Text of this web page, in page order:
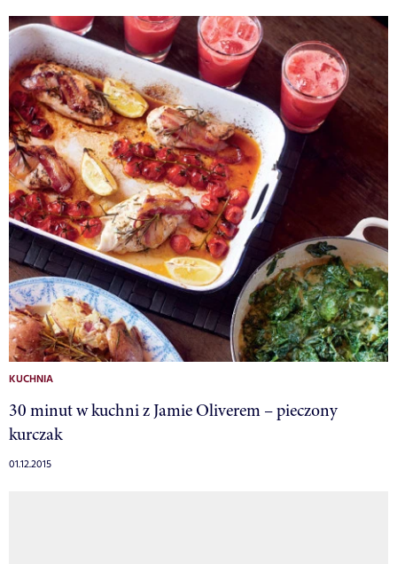
KUCHNIA
30 minut w kuchni z Jamie Oliverem – pieczony
kurczak
01.12.2015